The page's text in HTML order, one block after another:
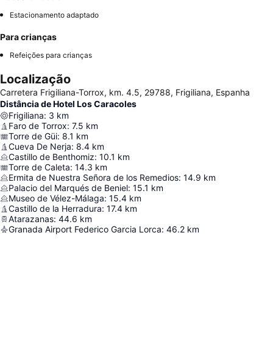
Estacionamento adaptado
Para crianças
Refeições para crianças
Localização
Carretera Frigiliana-Torrox, km. 4.5, 29788, Frigiliana, Espanha
Distância de Hotel Los Caracoles
Frigiliana: 3 km
Faro de Torrox: 7.5 km
Torre de Güi: 8.1 km
Cueva De Nerja: 8.4 km
Castillo de Benthomiz: 10.1 km
Torre de Caleta: 14.3 km
Ermita de Nuestra Señora de los Remedios: 14.9 km
Palacio del Marqués de Beniel: 15.1 km
Museo de Vélez-Málaga: 15.4 km
Castillo de la Herradura: 17.4 km
Atarazanas: 44.6 km
Granada Airport Federico Garcia Lorca: 46.2 km